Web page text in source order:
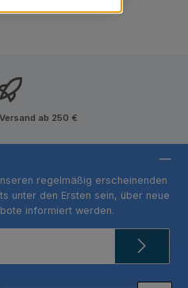
ab 250 €
regelmäßig erscheinenden
unter den Ersten sein, über neue
informiert werden.